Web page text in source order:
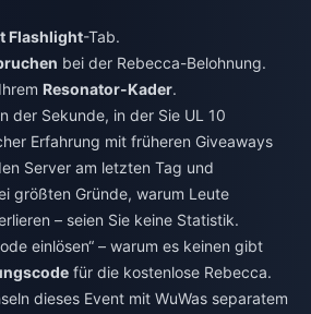
Flashlight-Tab.
bei der Rebecca-Belohnung.
Resonator-Kader.
der Sekunde, in der Sie UL 10
Erfahrung mit früheren Giveaways
Server am letzten Tag und
größten Gründe, warum Leute
– seien Sie keine Statistik.
einlösen“ – warum es keinen gibt
für die kostenlose Rebecca.
dieses Event mit WuWas separatem